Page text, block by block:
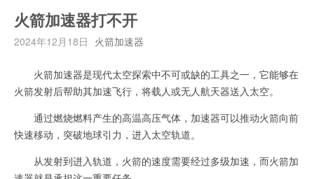
火箭加速器打不开
2024年12月18日 火箭加速器
火箭加速器是现代太空探索中不可或缺的工具之一，它能够在
火箭发射后帮助其加速飞行，将载人或无人航天器送入太空。
通过燃烧燃料产生的高温高压气体，加速器可以推动火箭向前
快速移动，突破地球引力，进入太空轨道。
从发射到进入轨道，火箭的速度需要经过多级加速，而火箭加